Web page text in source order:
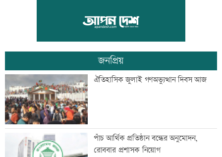
মানবিক বিভাগের অর্ধেকের বেশি শিক্ষার্থী
অকৃতকার্য
মেধার শতভাগ নিরপেক্ষ মূল্যায়ন নিশ্চিত করা
হয়েছে: মাহ্দী আমিন
এসএসসির ফলাফল পুনর্নিরীক্ষণের আবেদন
করবেন যেভাবে
জনপ্রিয়
ঐতিহাসিক জুলাই গণঅভ্যুত্থান দিবস আজ
পাঁচ আর্থিক প্রতিষ্ঠান বন্ধের অনুমোদন,
রোববার প্রশাসক নিয়োগ